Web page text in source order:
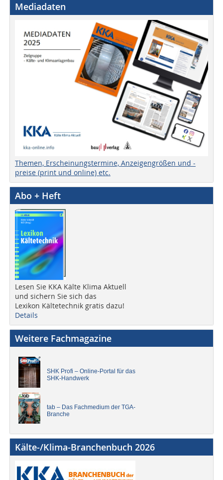
Mediadaten
Themen, Erscheinungstermine, Anzeigengrößen und -
preise (print und online) etc.
Abo + Heft
Lesen Sie KKA Kälte Klima Aktuell
und sichern Sie sich das
Lexikon Kältetechnik gratis dazu!
Details
Weitere Fachmagazine
SHK Profi – Online-Portal für das
SHK-Handwerk
tab – Das Fachmedium der TGA-
Branche
Kälte-/Klima-Branchenbuch 2026